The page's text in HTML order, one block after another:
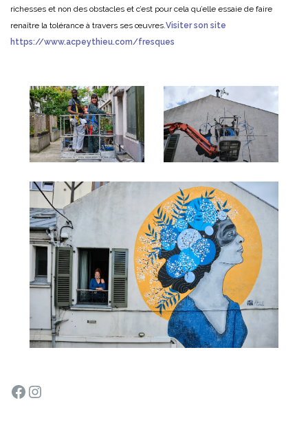
richesses et non des obstacles et c’est pour cela qu’elle essaie de faire
renaître la tolérance à travers ses œuvres.Visiter son site
https://www.acpeythieu.com/fresques
Facebook
Instagram